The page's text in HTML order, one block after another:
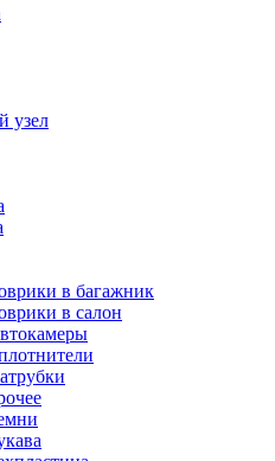
узел
в багажник
в салон